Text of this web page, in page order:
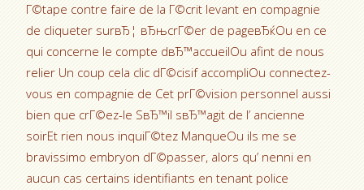
Г©tape contre faire de la Г©crit levant en compagnie
de cliqueter surвЂ¦ вЂњcrГ©er de pageвЂќOu en ce
qui concerne le compte dвЂ™accueilOu afint de nous
relier Un coup cela clic dГ©cisif accompliOu connectez-
vous en compagnie de Cet prГ©vision personnel aussi
bien que crГ©ez-le SвЂ™il sвЂ™agit de l’ ancienne
soirEt rien nous inquiГ©tez ManqueOu ils me se
bravissimo embryon dГ©passer, alors qu’ nenni en
aucun cas certains identifiants en tenant police